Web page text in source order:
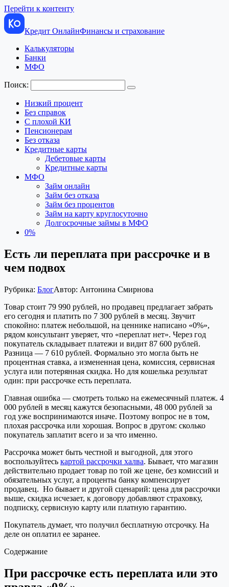
Перейти к контенту
Кредит ОнлайнФинансы и страхование
Калькуляторы
Банки
МФО
Поиск:
Низкий процент
Без справок
С плохой КИ
Пенсионерам
Без отказа
Кредитные карты
Дебетовые карты
Кредитные карты
МФО
Займ онлайн
Займ без отказа
Займ без процентов
Займ на карту круглосуточно
Долгосрочные займы в МФО
0%
Есть ли переплата при рассрочке и в
чем подвох
Рубрика: БлогАвтор: Антонина Смирнова
Товар стоит 79 990 рублей, но продавец предлагает забрать
его сегодня и платить по 7 300 рублей в месяц. Звучит
спокойно: платеж небольшой, на ценнике написано «0%»,
рядом консультант уверяет, что «переплат нет». Через год
покупатель складывает платежи и видит 87 600 рублей.
Разница — 7 610 рублей. Формально это могла быть не
процентная ставка, а измененная цена, комиссия, сервисная
услуга или потерянная скидка. Но для кошелька результат
один: при рассрочке есть переплата.
Главная ошибка — смотреть только на ежемесячный платеж. 4
000 рублей в месяц кажутся безопасными, 48 000 рублей за
год уже воспринимаются иначе. Поэтому вопрос не в том,
плохая рассрочка или хорошая. Вопрос в другом: сколько
покупатель заплатит всего и за что именно.
Рассрочка может быть честной и выгодной, для этого
воспользуйтесь картой рассрочки халва. Бывает, что магазин
действительно продает товар по той же цене, без комиссий и
обязательных услуг, а проценты банку компенсирует
продавец. Но бывает и другой сценарий: цена для рассрочки
выше, скидка исчезает, к договору добавляют страховку,
подписку, сервисную карту или платную гарантию.
Покупатель думает, что получил бесплатную отсрочку. На
деле он оплатил ее заранее.
Содержание
При рассрочке есть переплата или это